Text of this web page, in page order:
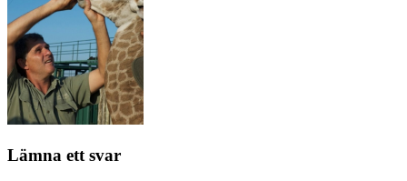
Lämna ett svar